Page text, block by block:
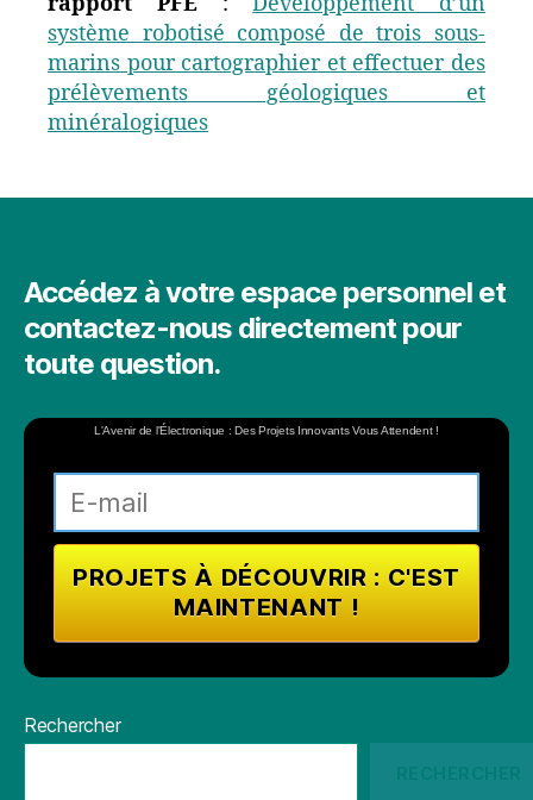
système robotisé composé de trois sous-
marins pour cartographier et effectuer des
prélèvements géologiques et
minéralogiques
Accédez à votre espace personnel et
contactez-nous directement pour
toute question.
L'Avenir de l'Électronique : Des Projets Innovants Vous Attendent !
Rechercher